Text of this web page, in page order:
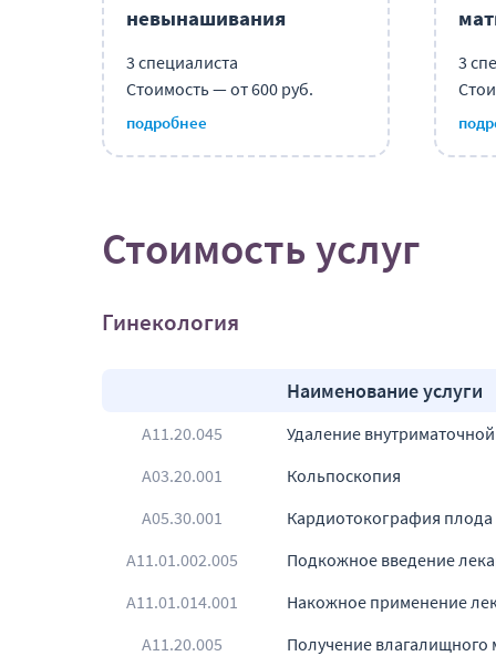
невынашивания
3 специалиста
Стоимость — от 600 руб.
подробнее
3
Стоимость услуг
Гинекология
Наименование услуги
А11.20.045 Удаление
A03.20.001 Кольпоскопия
A05.30.001 Кардиотокография плода
A11.01.002.005 Подкожное введение
A11.01.014.001 Накожное применение
А11.20.005 Получение влагалищного